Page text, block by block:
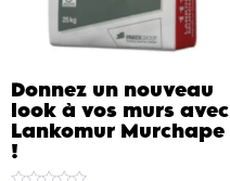
Donnez un nouveau
look à vos murs avec
Lankomur Murchape
!